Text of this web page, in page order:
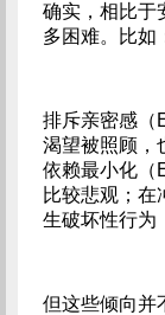
确实，相比于
多困难。比如
排斥亲密感（
渴望被照顾，
依赖最小化（
比较悲观；在
生破坏性行为
但这些倾向并